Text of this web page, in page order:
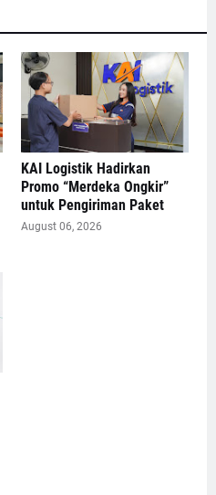
KAI Logistik Hadirkan
Promo “Merdeka Ongkir”
untuk Pengiriman Paket
August 06, 2026